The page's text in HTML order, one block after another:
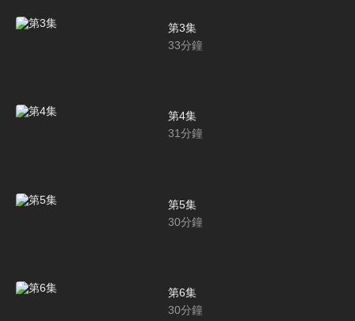
第3集
33分鐘
第4集
31分鐘
第5集
30分鐘
第6集
30分鐘